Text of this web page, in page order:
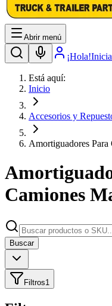
Abrir menú
¡Hola!
Está aquí:
Inicio
Accesorios y
Amortiguadores Para
Camiones
Buscar
Filtros1